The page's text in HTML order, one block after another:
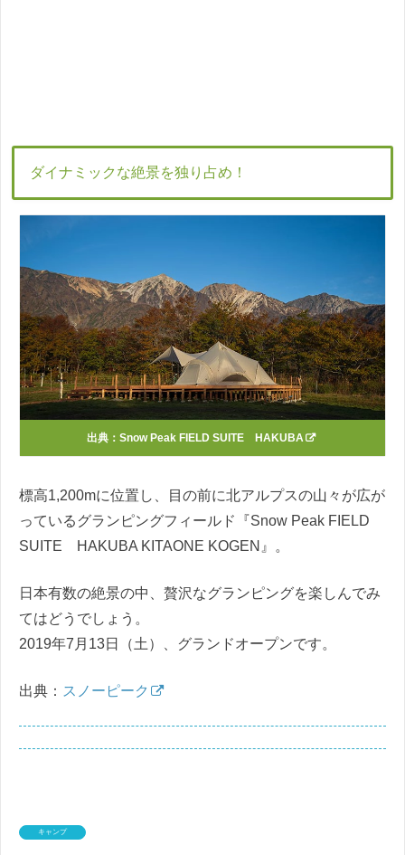
ダイナミックな絶景を独り占め！
出典： Snow Peak FIELD SUITE HAKUBA
標高1,200mに位置し、目の前に北アルプスの山々が広が
っているグランピングフィールド『Snow Peak FIELD
SUITE HAKUBA KITAONE KOGEN』。
日本有数の絶景の中、贅沢なグランピングを楽しんでみ
てはどうでしょう。
2019年7月13日（土）、グランドオープンです。
出典： スノーピーク
キャンプ